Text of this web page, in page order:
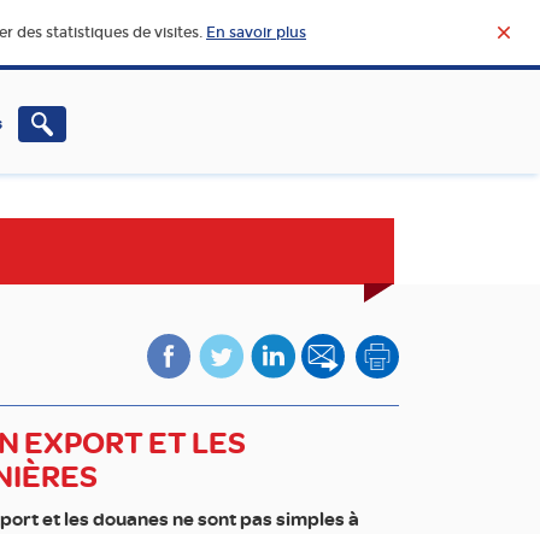
des statistiques de visites. En savoir plus
EXPORT ET LES
et les douanes ne sont pas simples à